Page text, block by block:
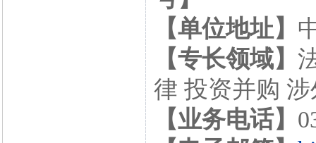
【单位地址】
【专长领域】
律 投资并购
【业务电话】